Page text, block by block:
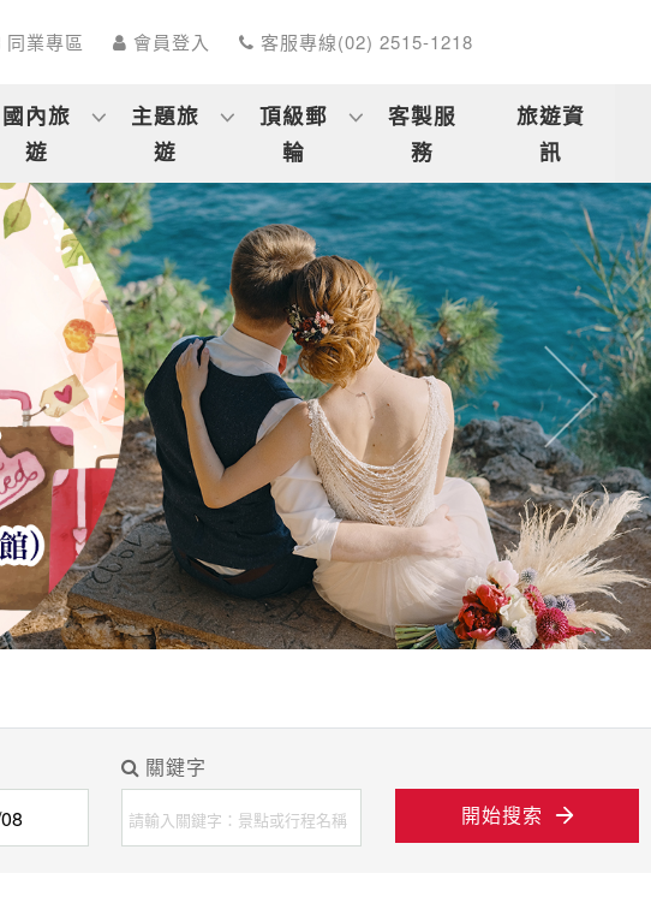
同業專區 會員登入 客服專線(02) 2515-1218
國內旅
遊
主題旅
遊
頂級郵
輪
客製服
務
旅遊資
訊
往後
關鍵字
開始搜索